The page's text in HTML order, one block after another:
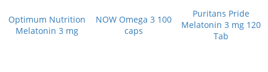
Optimum Nutrition
Melatonin 3 mg
NOW Omega 3 100
caps
Puritans Pride
Melatonin 3 mg 120
Tab